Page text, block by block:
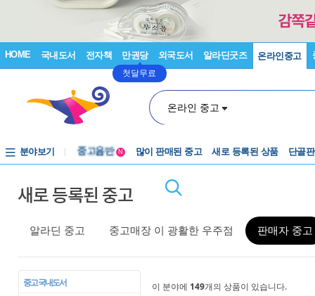
HOME 국내도서 전자책 만권당
첫달무료
외국도서 알라딘굿즈 온라인중고
온라인 중고
분야보기
중고음반
중고음반
N 많이 판매된 중고 새로 등록된 상품 단골
새로 등록된 중고
알라딘 중고 중고매장 이 광활한 우주점 판매자 중고
중고 국내도서 이 분야에 149개의 상품이 있습니다.